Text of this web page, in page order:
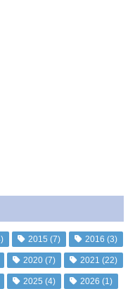
2015 (7) 2016 (3)
2020 (7) 2021 (22)
2025 (4) 2026 (1)